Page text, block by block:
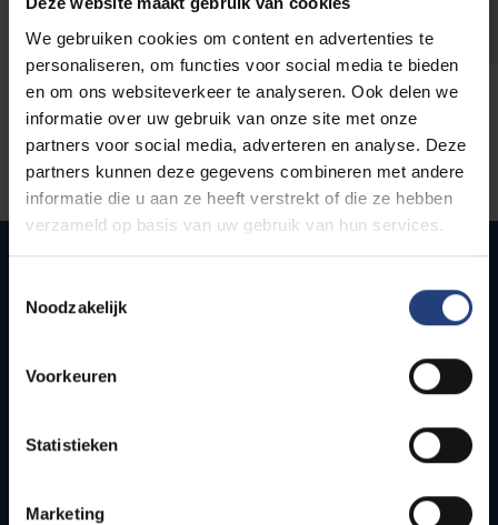
We gebruiken cookies om content en advertenties te
personaliseren, om functies voor social media te bieden
en om ons websiteverkeer te analyseren. Ook delen we
informatie over uw gebruik van onze site met onze
partners voor social media, adverteren en analyse. Deze
partners kunnen deze gegevens combineren met andere
informatie die u aan ze heeft verstrekt of die ze hebben
verzameld op basis van uw gebruik van hun services.
Noodzakelijk
Voorkeuren
Statistieken
Marketing
Snel naar
Bereikbaarheid